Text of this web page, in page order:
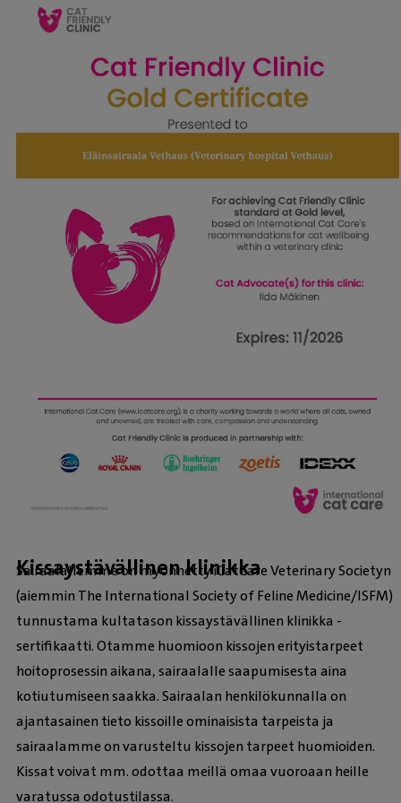
Lämpimästi tervetuloa Eläinsairaala Vethausiin!
Kissaystävällinen klinikka
Sairaalallemme on myönnetty iCatCare Veterinary Societyn
(aiemmin The International Society of Feline Medicine/ISFM)
tunnustama kultatason kissaystävällinen klinikka -
sertifikaatti. Otamme huomioon kissojen erityistarpeet
hoitoprosessin aikana, sairaalalle saapumisesta aina
kotiutumiseen saakka. Sairaalan henkilökunnalla on
ajantasainen tieto kissoille ominaisista tarpeista ja
sairaalamme on varusteltu kissojen tarpeet huomioiden.
Kissat voivat mm. odottaa meillä omaa vuoroaan heille
varatussa odotustilassa.